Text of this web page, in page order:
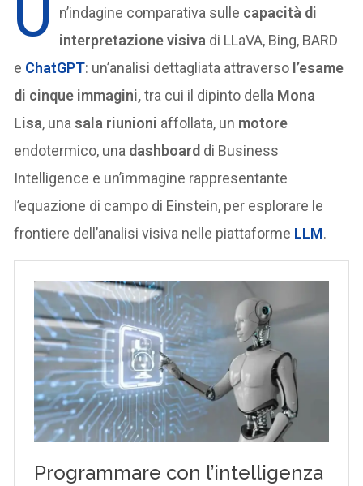
U n’indagine comparativa sulle capacità di
interpretazione visiva di LLaVA, Bing, BARD
e ChatGPT: un’analisi dettagliata attraverso l’esame
di cinque immagini,tra cui il dipinto della Mona
Lisa, unasala riunioni affollata, un motore
endotermico, una dashboard di Business
Intelligence e un’immagine rappresentante
l’equazione di campo di Einstein, per esplorare le
frontiere dell’analisi visiva nelle piattaforme LLM.